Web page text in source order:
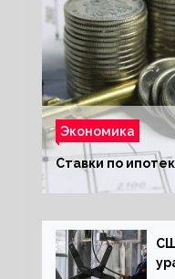
Экономика
Ставки по